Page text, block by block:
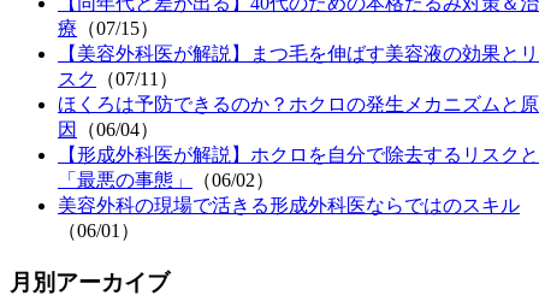
療 （07/15）
【美容外科医が解説】まつ毛を伸ばす美容液の効果とリ
スク
（07/11）
ほくろは予防できるのか？ホクロの発生メカニズムと原
因
（06/04）
【形成外科医が解説】ホクロを自分で除去するリスクと
「最悪の事態」
（06/02）
美容外科の現場で活きる形成外科医ならではのスキル
（06/01）
月別アーカイブ